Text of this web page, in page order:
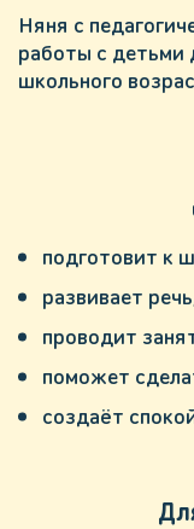
Няня с
работы с детьми
школьного
подготовит к
развивает
проводит
поможет
создаёт